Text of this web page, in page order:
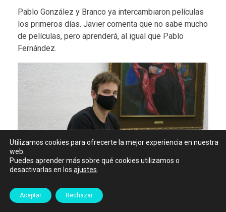
Pablo González y Branco ya intercambiaron películas
los primeros días. Javier comenta que no sabe mucho
de películas, pero aprenderá, al igual que Pablo
Fernández.
Utilizamos cookies para ofrecerte la mejor experiencia en nuestra
web.
Puedes aprender más sobre qué cookies utilizamos o
desactivarlas en los ajustes
Aceptar Rechazar